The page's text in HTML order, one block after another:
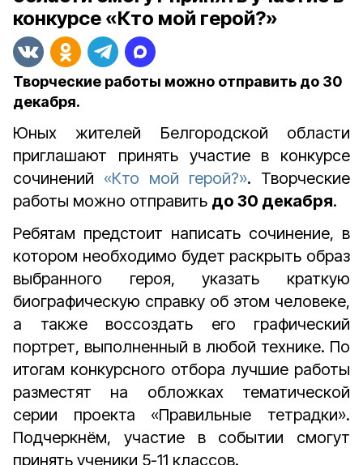
конкурсе «Кто мой герой?»
Творческие работы можно отправить до 30
декабря.
Юных жителей Белгородской области
приглашают принять участие в конкурсе
сочинений «Кто мой герой?». Творческие
работы можно отправить до 30 декабря.
Ребятам предстоит написать сочинение, в
котором необходимо будет раскрыть образ
выбранного героя, указать краткую
биографическую справку об этом человеке,
а также воссоздать его графический
портрет, выполненный в любой технике. По
итогам конкурсного отбора лучшие работы
разместят на обложках тематической
серии проекта «Правильные тетрадки».
Подчеркнём, участие в событии смогут
принять ученики 5-11 классов.